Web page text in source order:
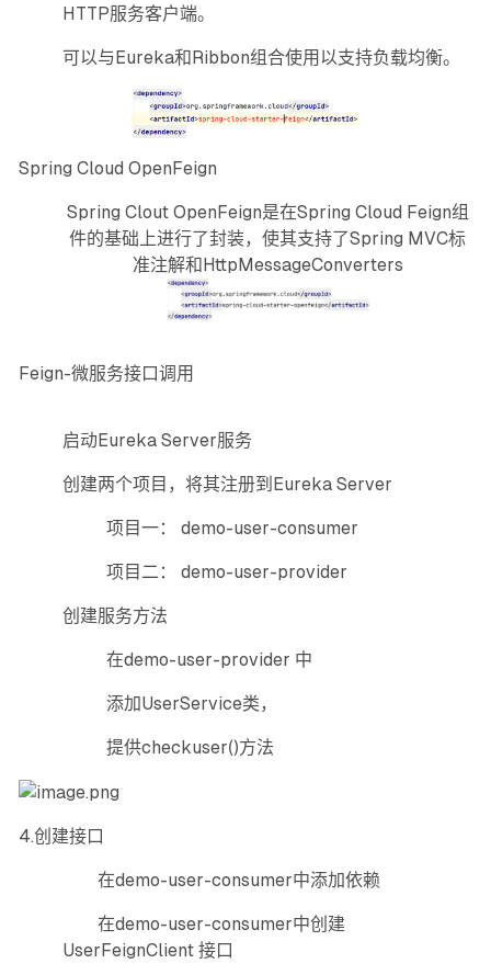
HTTP服务客户端。
可以与Eureka和Ribbon组合使用以支持负载均衡。
Spring Cloud OpenFeign
Spring Clout OpenFeign是在Spring Cloud Feign组
件的基础上进行了封装，使其支持了Spring MVC标
准注解和HttpMessageConverters
Feign-微服务接口调用
启动Eureka Server服务
创建两个项目，将其注册到Eureka Server
项目一： demo-user-consumer
项目二： demo-user-provider
创建服务方法
在demo-user-provider 中
添加UserService类，
提供checkuser()方法
4.创建接口
在demo-user-consumer中添加依赖
在demo-user-consumer中创建
UserFeignClient 接口